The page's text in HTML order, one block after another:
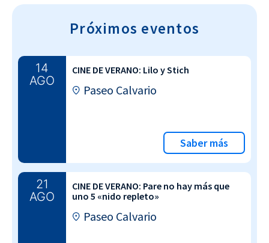
Próximos eventos
14
AGO
CINE DE VERANO: Lilo y Stich
Paseo Calvario
Saber más
21
AGO
CINE DE VERANO: Pare no hay más que
uno 5 «nido repleto»
Paseo Calvario